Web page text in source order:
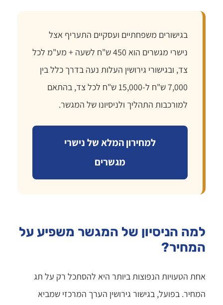
בגישורים משפחתיים ועסקיים התעריף אצל
נישרי מגשרים הוא 450 ש"ח לשעה + מע"מ לכל
צד, ובגישורי גירושין העלות נעה בדרך כלל בין
7,000 ש"ח ל-15,000 ש"ח לכל צד, בהתאם
למורכבות התהליך ולניסיונו של המגשר.
למחירון המלא של נישרי
מגשרים
למה הניסיון של המגשר משפיע על
המחיר?
אחת הטעויות הנפוצות ביותר היא להסתכל רק על תג
המחיר. בפועל, בגישור גירושין הערך המרכזי שמביא